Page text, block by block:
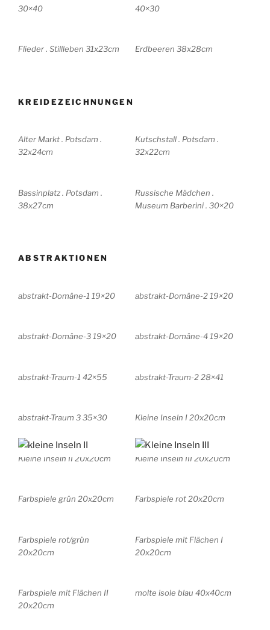
30×40
40×30
Flieder . Stillleben 31x23cm Erdbeeren 38x28cm
KREIDEZEICHNUNGEN
Alter Markt . Potsdam .
32x24cm
Kutschstall . Potsdam .
32x22cm
Bassinplatz . Potsdam .
38x27cm
Russische Mädchen .
Museum Barberini . 30×20
ABSTRAKTIONEN
abstrakt-Domäne-1 19×20 abstrakt-Domäne-2 19×20
abstrakt-Domäne-3 19×20 abstrakt-Domäne-4 19×20
abstrakt-Traum-1 42×55 abstrakt-Traum-2 28×41
abstrakt-Traum 3 35×30 Kleine Inseln I 20x20cm
Kleine Inseln II 20x20cm Kleine Inseln III 20x20cm
Farbspiele grün 20x20cm Farbspiele rot 20x20cm
Farbspiele rot/grün
20x20cm
Farbspiele mit Flächen I
20x20cm
Farbspiele mit Flächen II
20x20cm
molte isole blau 40x40cm